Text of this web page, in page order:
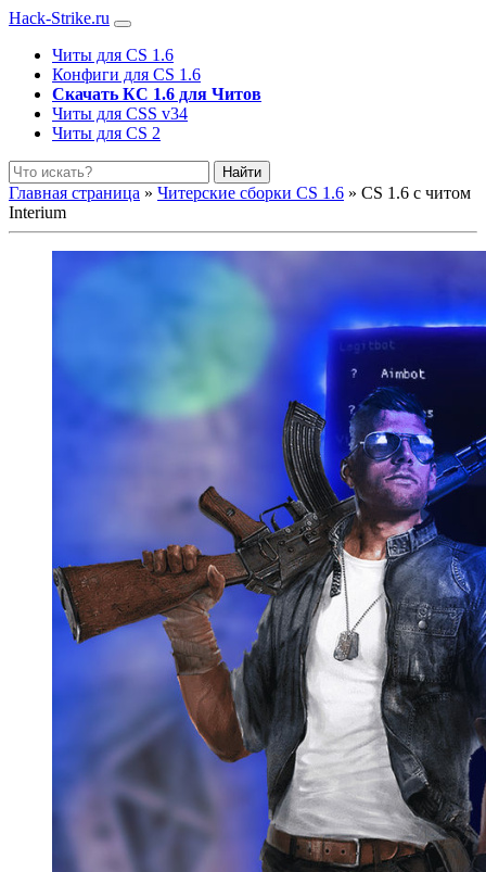
Hack-Strike.ru
Читы для CS 1.6
Конфиги для CS 1.6
Скачать КС 1.6 для Читов
Читы для CSS v34
Читы для CS 2
Найти
Главная страница » Читерские сборки CS 1.6 » CS 1.6 с читом
Interium